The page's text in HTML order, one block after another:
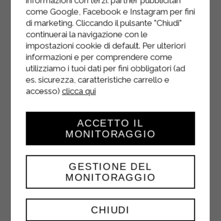
COMPOTE DE
MORUE
PLATS DE RÉSISTANCE
come Google, Facebook e Instagram per fini
di marketing. Cliccando il pulsante "Chiudi"
continuerai la navigazione con le
impostazioni cookie di default. Per ulteriori
informazioni e per comprendere come
utilizziamo i tuoi dati per fini obbligatori (ad
es. sicurezza, caratteristiche carrello e
accesso) clicca qui
CHIUDI
GESTIONE DEL
MONITORAGGIO
ACCETTO IL
MONITORAGGIO